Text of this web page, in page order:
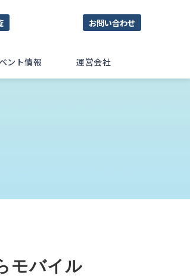
お問い合わせ
ント情報 運営会社
モバイル